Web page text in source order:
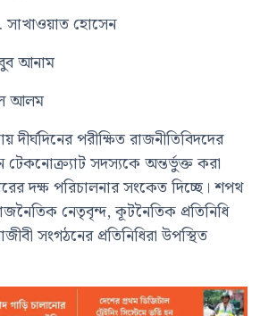
হোসেন
আনাম
আলম
দীর্ঘদিনের পরীক্ষিত রাজনীতিবিদদের
টেকনোক্র্যাট সদস্যকে অন্তর্ভুক্ত করা
দক্ষ পরিচালনার সংকেত দিচ্ছে। শপথ
নেতৃবৃন্দ, কূটনৈতিক প্রতিনিধি
সংগঠনের প্রতিনিধিরা উপস্থিত